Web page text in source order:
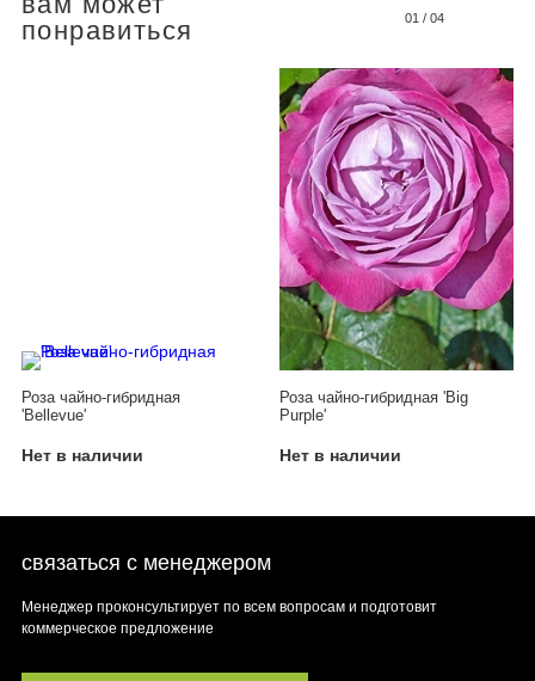
понравиться
01 / 04
Роза чайно-гибридная
'Bellevue'
Нет в наличии
Роза чайно-гибридная 'Big
Purple'
Нет в наличии
связаться с менеджером
Менеджер проконсультирует по всем вопросам и подготовит
коммерческое предложение